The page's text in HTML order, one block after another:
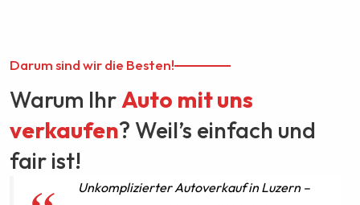
Darum sind wir die Besten!
Warum IhrAuto mit uns
verkaufen? Weil’s einfach und
fair ist!
Unkomplizierter Autoverkauf in Luzern –